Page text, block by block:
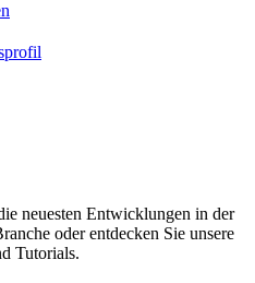
neuesten Entwicklungen in der
oder entdecken Sie unsere
Tutorials.